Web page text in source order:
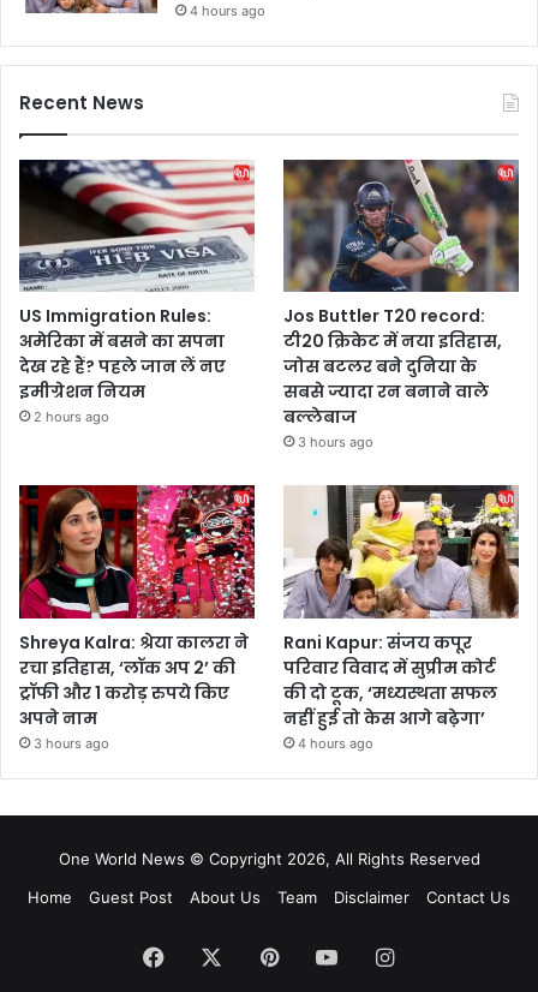
4 hours ago
Recent News
US Immigration Rules:
अमेरिका में बसने का सपना
देख रहे हैं? पहले जान लें नए
इमीग्रेशन नियम
2 hours ago
Jos Buttler T20 record:
टी20 क्रिकेट में नया इतिहास,
जोस बटलर बने दुनिया के
सबसे ज्यादा रन बनाने वाले
बल्लेबाज
3 hours ago
Shreya Kalra: श्रेया कालरा ने
रचा इतिहास, ‘लॉक अप 2’ की
ट्रॉफी और 1 करोड़ रुपये किए
अपने नाम
3 hours ago
Rani Kapur: संजय कपूर
परिवार विवाद में सुप्रीम कोर्ट
की दो टूक, ‘मध्यस्थता सफल
नहीं हुई तो केस आगे बढ़ेगा’
4 hours ago
One World News © Copyright 2026, All Rights Reserved
Home
Guest Post About Us Team Disclaimer Contact Us
Facebook PinterestYouTubeInstagram